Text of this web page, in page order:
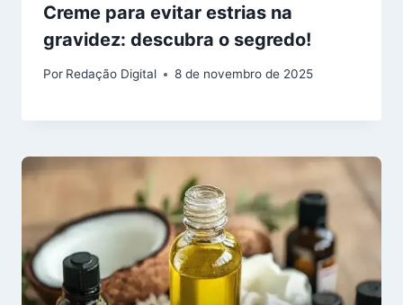
Creme para evitar estrias na
gravidez: descubra o segredo!
Por Redação Digital 8 de novembro de 2025